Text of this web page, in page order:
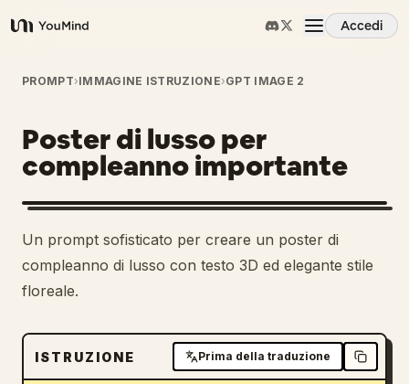
YouMind
Accedi
Panoramica
Casi d'uso
Abilità
Prompt
Scarica
PROMPT›IMMAGINE ISTRUZIONE›GPT IMAGE 2
Poster di lusso per
compleanno importante
Un prompt sofisticato per creare un poster di
compleanno di lusso con testo 3D ed elegante stile
floreale.
ISTRUZIONE Prima della traduzione